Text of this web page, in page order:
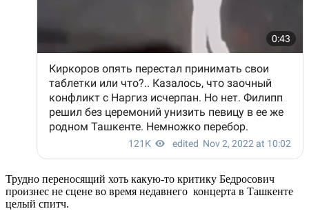
Трудно переносящий хоть какую-то критику Бедросович
произнес не сцене во время недавнего концерта в Ташкенте
целый спитч.